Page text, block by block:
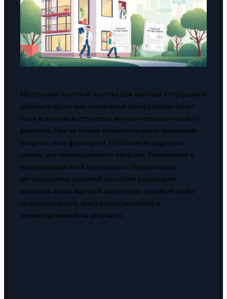
Программа льготной ипотеки для научных сотрудников
демонстрирует, как социальные инструменты могут
быть встроены в стратегию научно-технологического
развития. Она не только помогает решать жилищные
вопросы, но и формирует устойчивую кадровую
основу для инновационного прорыва. Расширение и
модернизация этой программы с применением
нестандартных решений способно радикально
изменить облик научной индустрии, сделав её более
привлекательной, конкурентоспособной и
ориентированной на результат.